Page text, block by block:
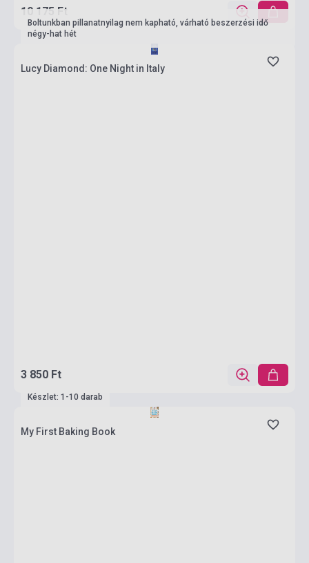
10 175 Ft
Boltunkban pillanatnyilag nem kapható, várható beszerzési idő
négy-hat hét
Lucy Diamond: One Night in Italy
3 850 Ft
Készlet: 1-10 darab
My First Baking Book